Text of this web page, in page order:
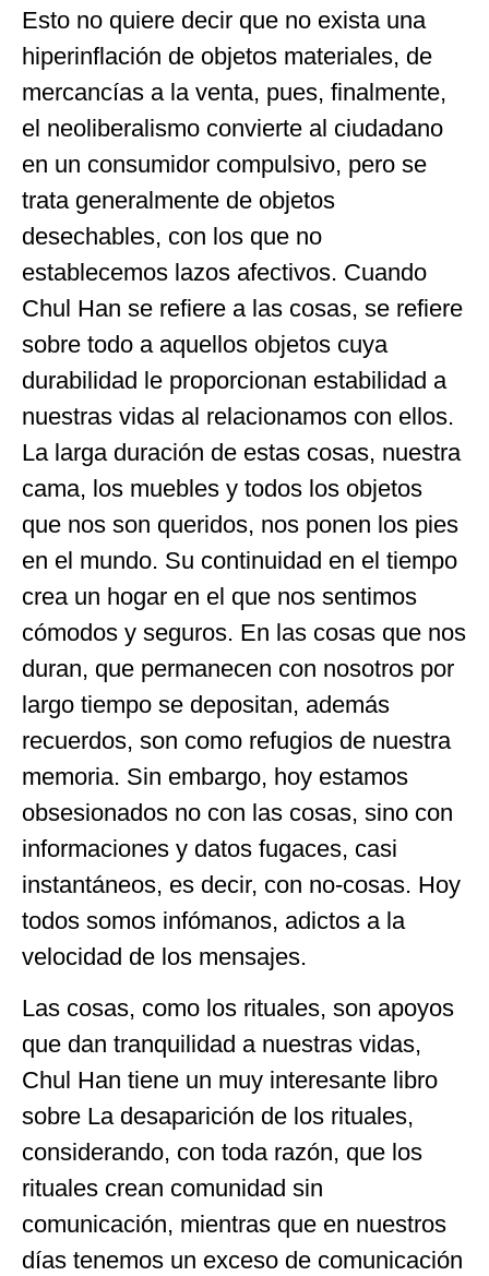
Esto no quiere decir que no exista una
hiperinflación de objetos materiales, de
mercancías a la venta, pues, finalmente,
el neoliberalismo convierte al ciudadano
en un consumidor compulsivo, pero se
trata generalmente de objetos
desechables, con los que no
establecemos lazos afectivos. Cuando
Chul Han se refiere a las cosas, se refiere
sobre todo a aquellos objetos cuya
durabilidad le proporcionan estabilidad a
nuestras vidas al relacionamos con ellos.
La larga duración de estas cosas, nuestra
cama, los muebles y todos los objetos
que nos son queridos, nos ponen los pies
en el mundo. Su continuidad en el tiempo
crea un hogar en el que nos sentimos
cómodos y seguros. En las cosas que nos
duran, que permanecen con nosotros por
largo tiempo se depositan, además
recuerdos, son como refugios de nuestra
memoria. Sin embargo, hoy estamos
obsesionados no con las cosas, sino con
informaciones y datos fugaces, casi
instantáneos, es decir, con no-cosas. Hoy
todos somos infómanos, adictos a la
velocidad de los mensajes.
Las cosas, como los rituales, son apoyos
que dan tranquilidad a nuestras vidas,
Chul Han tiene un muy interesante libro
sobre La desaparición de los rituales,
considerando, con toda razón, que los
rituales crean comunidad sin
comunicación, mientras que en nuestros
días tenemos un exceso de comunicación